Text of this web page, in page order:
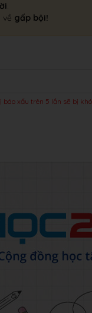
.
về gấp bội!
xấu trên 5 lần sẽ bị